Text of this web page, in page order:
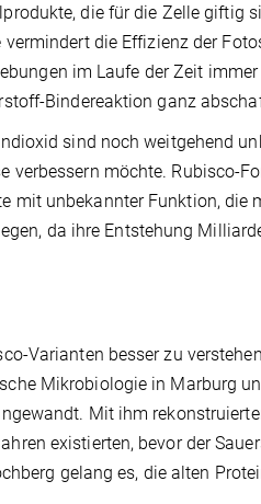
die für die Zelle giftig
die Effizienz der
im Laufe der Zeit
Bindereaktion ganz
sind noch weitgehend
verbessern möchte. Rubisco-
mit unbekannter Funktion, die
da ihre Entstehung
Varianten besser zu
Mikrobiologie in Marburg
Mit ihm
existierten, bevor der
gelang es, die alten